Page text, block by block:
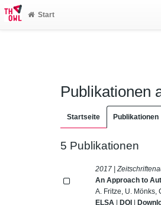
Start
Publikationen
Startseite Publikationen
5 Publikationen
2017 |
An Approach to
A. Fritze, U. Mönks,
ELSA |DOI |